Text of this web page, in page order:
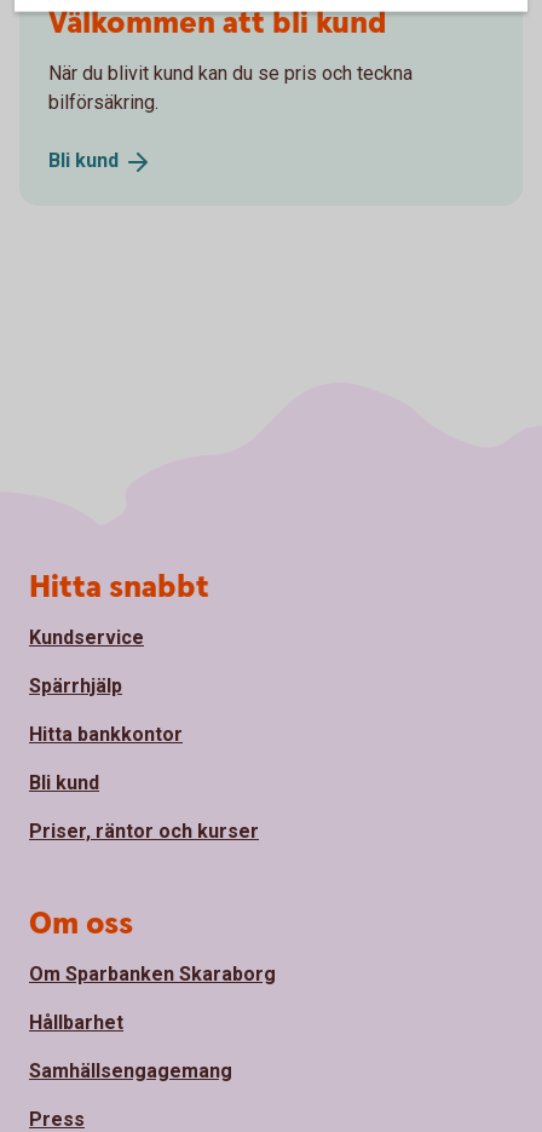
Välkommen att bli kund
När du blivit kund kan du se pris och teckna
bilförsäkring.
Bli kund
Sidfot
Hitta snabbt
Kundservice
Spärrhjälp
Hitta bankkontor
Bli kund
Priser, räntor och kurser
Om oss
Om Sparbanken Skaraborg
Hållbarhet
Samhällsengagemang
Press